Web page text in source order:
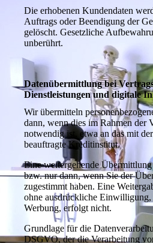
Die erhobenen Kundendaten
Auftrags oder Beendigung der
gelöscht. Gesetzliche
unberührt.
Datenübermittlung bei
Dienstleistungen und digitale
Wir übermitteln
dann, wenn dies im Rahmen der
notwendig ist, etwa an das mit
beauftragte Kreditinstitut.
Eine weitergehende
bzw. nur dann, wenn Sie der
zugestimmt haben. Eine
ohne ausdrückliche
Werbung, erfolgt nicht.
Grundlage für die
DSGVO, der die Verarbeitung